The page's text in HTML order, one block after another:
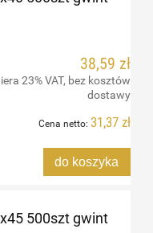
38,59 zł
23% VAT, bez kosztów
dostawy
Cena netto: 31,37 zł
do koszyka
500szt gwint